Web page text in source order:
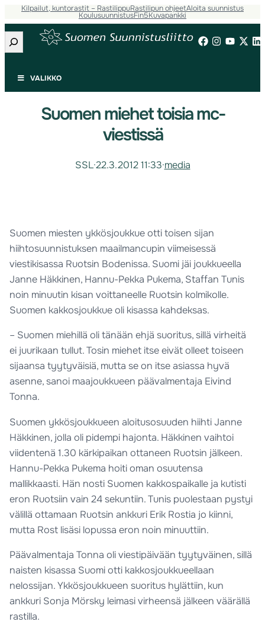
Kilpailut, kuntorastit – RastilippuRastilipun ohjeetAloita suunnistus
KoulusuunnistusFin5Kuvapankki
Etsi
VALIKKO
Suomen miehet toisia mc-
viestissä
SSL·22.3.2012 11:33·media
Suomen miesten ykkösjoukkue otti toisen sijan
hiihtosuunnistuksen maailmancupin viimeisessä
viestikisassa Ruotsin Bodenissa. Suomi jäi joukkueella
Janne Häkkinen, Hannu-Pekka Pukema, Staffan Tunis
noin minuutin kisan voittaneelle Ruotsin kolmikolle.
Suomen kakkosjoukkue oli kisassa kahdeksas.
– Suomen miehillä oli tänään ehjä suoritus, sillä virheitä
ei juurikaan tullut. Tosin miehet itse eivät olleet toiseen
sijaansa tyytyväisiä, mutta se on itse asiassa hyvä
asenne, sanoi maajoukkueen päävalmentaja Eivind
Tonna.
Suomen ykkösjoukkueen aloitusosuuden hiihti Janne
Häkkinen, jolla oli pidempi hajonta. Häkkinen vaihtoi
viidentenä 1.30 kärkipaikan ottaneen Ruotsin jälkeen.
Hannu-Pekka Pukema hoiti oman osuutensa
mallikkaasti. Hän nosti Suomen kakkospaikalle ja kutisti
eron Ruotsiin vain 24 sekuntiin. Tunis puolestaan pystyi
välillä ottamaan Ruotsin ankkuri Erik Rostia jo kiinni,
mutta Rost lisäsi lopussa eron noin minuuttiin.
Päävalmentaja Tonna oli viestipäivään tyytyväinen, sillä
naisten kisassa Suomi otti kakkosjoukkueellaan
nelossijan. Ykkösjoukkueen suoritus hylättiin, kun
ankkuri Sonja Mörsky leimasi virheensä jälkeen väärällä
rastilla.